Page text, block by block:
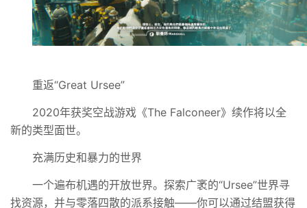
重返“Great Ursee”
2020年获奖空战游戏《The Falconeer》续作将以全
新的类型面世。
充满历史和暴力的世界
一个遍布机遇的开放世界。探索广袤的“Ursee”世界寻
找资源，并与零落四散的派系接触——你可以通过结盟获得